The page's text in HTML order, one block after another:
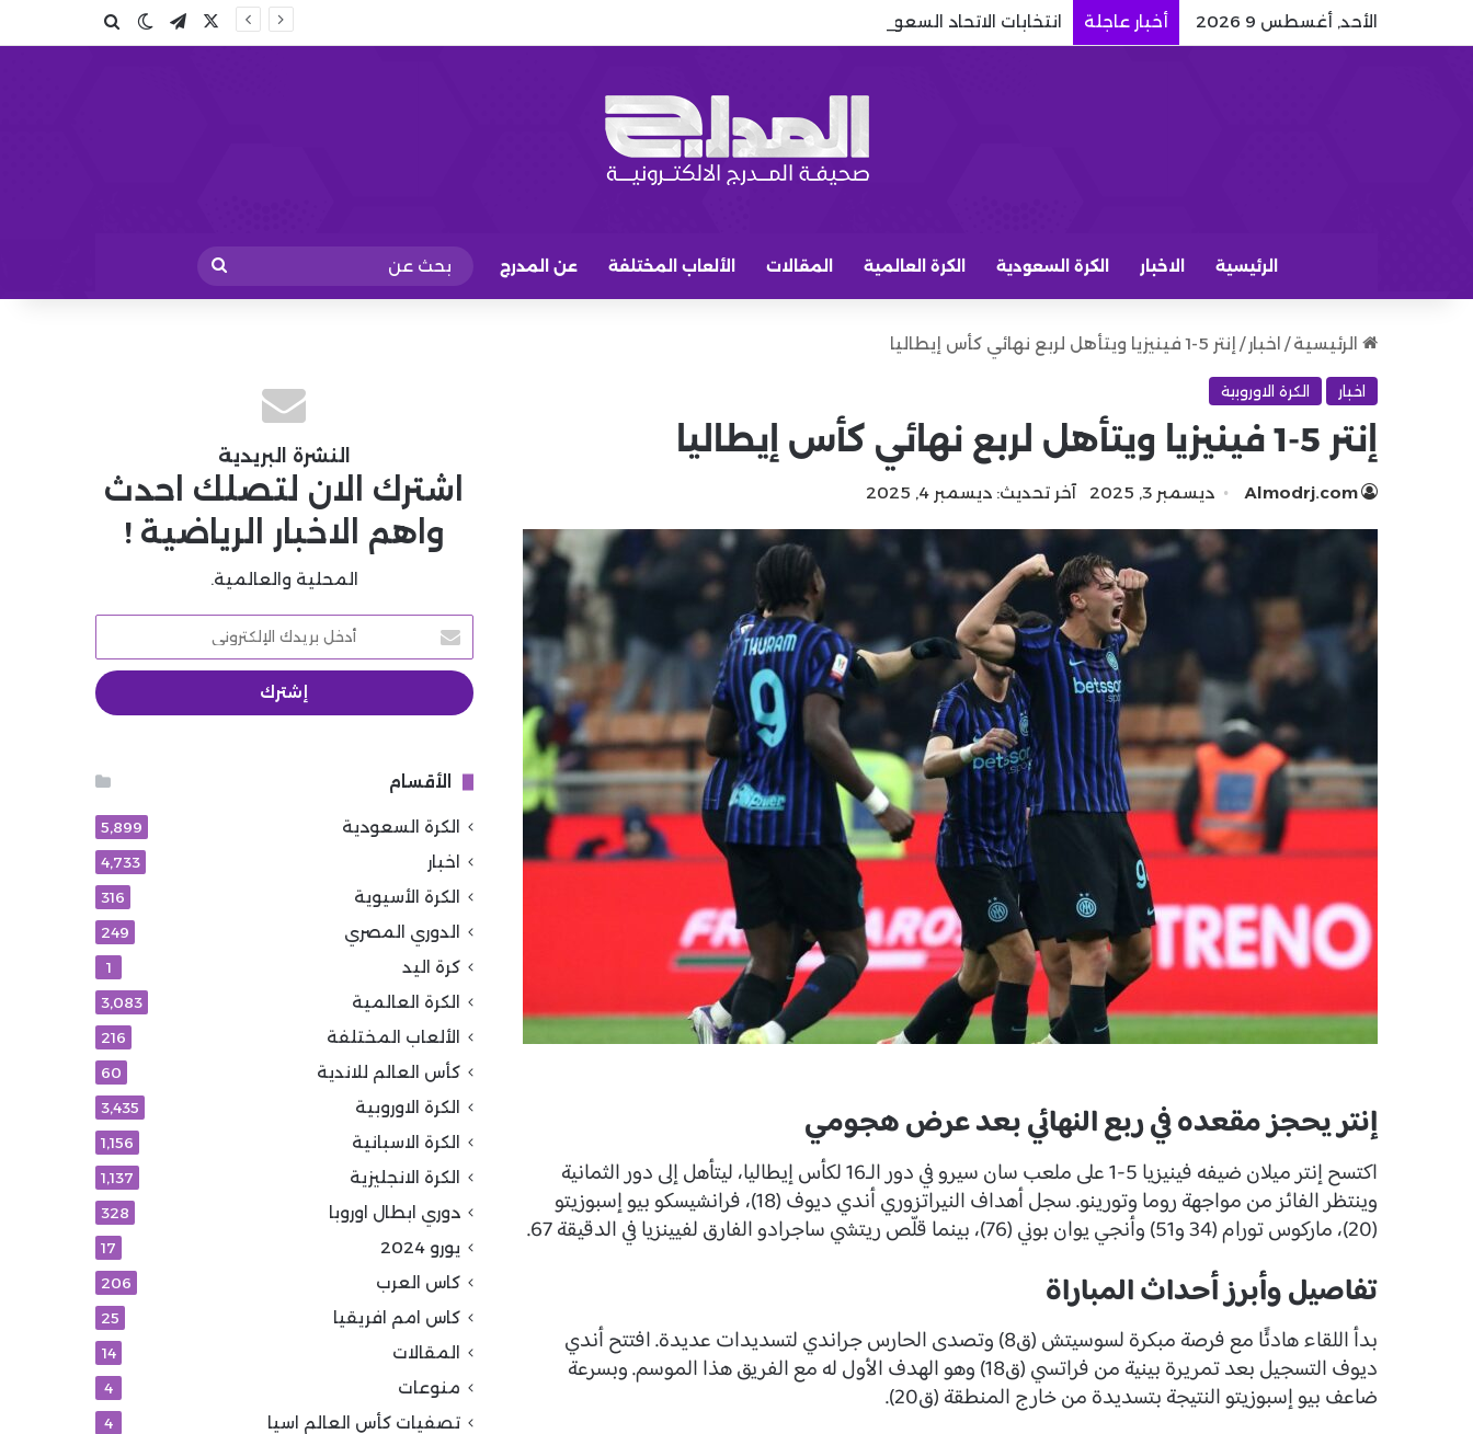
الأحد, أغسطس 9 2026 أخبار عاجلة انتخابات الاتحاد السعودي: توقعات وليد الفراج تشتعل في الاتحاد تيلقرامالوضع المظلم
بحث عن
الرئيسية الاخبار الكرة السعودية الكرة العالمية المقالات الألعاب المختلفة عن المدرج
بحث
عن
الرئيسية / اخبار / إنتر 5-1 فينيزيا ويتأهل لربع نهائي كأس إيطاليا
اخبار الكرة الاوروبية
إنتر 5-1 فينيزيا ويتأهل لربع نهائي كأس إيطاليا
Almodrj.com ديسمبر 3, 2025 آخر تحديث: ديسمبر 4, 2025
إنتر يحجز مقعده في ربع النهائي بعد عرض هجومي
اكتسح إنتر ميلان ضيفه فينيزيا 5-1 على ملعب سان سيرو في دور الـ16 لكأس إيطاليا، ليتأهل إلى دور الثمانية
وينتظر الفائز من مواجهة روما وتورينو. سجل أهداف النيراتزوري أندي ديوف (18)، فرانشيسكو بيو إسبوزيتو
(20)، ماركوس تورام (34 و51) وأنجي يوان بوني (76)، بينما قلّص ريتشي ساجرادو الفارق لفيينزيا في الدقيقة 67.
تفاصيل وأبرز أحداث المباراة
بدأ اللقاء هادئًا مع فرصة مبكرة لسوسيتش (ق8) وتصدى الحارس جراندي لتسديدات عديدة. افتتح أندي
ديوف التسجيل بعد تمريرة بينية من فراتسي (ق18) وهو الهدف الأول له مع الفريق هذا الموسم. وبسرعة
ضاعف بيو إسبوزيتو النتيجة بتسديدة من خارج المنطقة (ق20).
النشرة البريدية
اشترك الان لتصلك احدث
واهم الاخبار الرياضية !
المحلية والعالمية.
أدخل
بريدك
الإلكتروني
الأقسام
الكرة السعودية 5٬899
اخبار 4٬733
الكرة الأسيوية 316
الدوري المصري 249
كرة اليد 1
الكرة العالمية 3٬083
الألعاب المختلفة 216
كأس العالم للاندية 60
الكرة الاوروبية 3٬435
الكرة الاسبانية 1٬156
الكرة الانجليزية 1٬137
دوري ابطال اوروبا 328
يورو 2024 17
كاس العرب 206
كاس امم افريقيا 25
المقالات 14
منوعات 4
تصفيات كأس العالم اسيا 4